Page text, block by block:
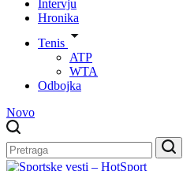
Intervju
Hronika
Tenis
ATP
WTA
Odbojka
Novo